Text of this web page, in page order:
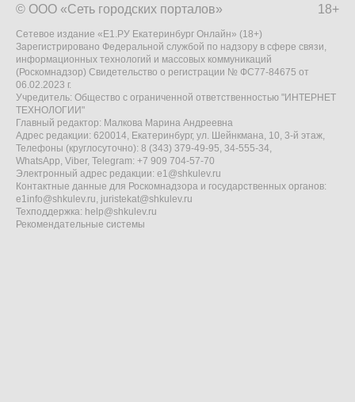
18+
© ООО «Сеть городских порталов»
Сетевое издание «Е1.РУ Екатеринбург Онлайн» (18+)
Зарегистрировано Федеральной службой по надзору в сфере связи,
информационных технологий и массовых коммуникаций
(Роскомнадзор) Свидетельство о регистрации № ФС77-84675 от
06.02.2023 г.
Учредитель: Общество с ограниченной ответственностью "ИНТЕРНЕТ
ТЕХНОЛОГИИ"
Главный редактор: Малкова Марина Андреевна
Адрес редакции: 620014, Екатеринбург, ул. Шейнкмана, 10, 3-й этаж,
Телефоны (круглосуточно): 8 (343) 379-49-95, 34-555-34,
WhatsApp, Viber, Telegram: +7 909 704-57-70
Электронный адрес редакции: e1@shkulev.ru
Контактные данные для Роскомнадзора и государственных органов:
e1info@shkulev.ru, juristekat@shkulev.ru
Техподдержка: help@shkulev.ru
Рекомендательные системы